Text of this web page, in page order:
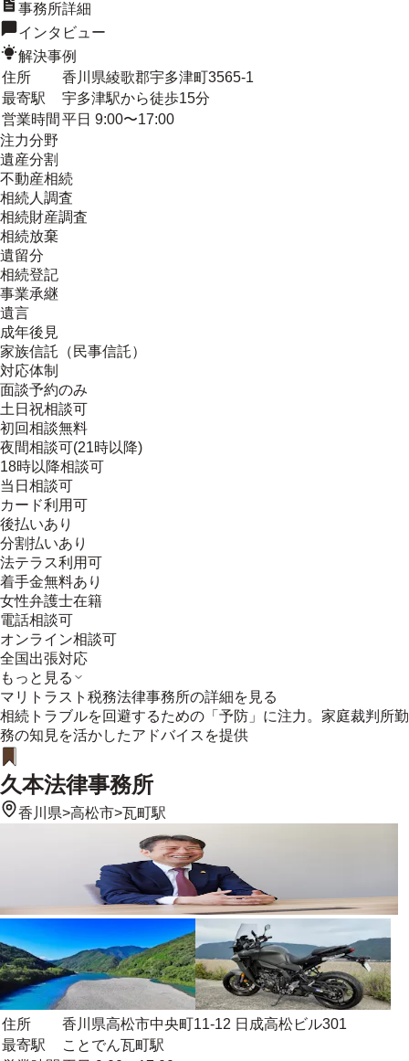
事務所詳細
インタビュー
解決事例
住所
香川県綾歌郡宇多津町3565-1
最寄駅
宇多津駅から徒歩15分
営業時間 平日 9:00〜17:00
注力分野
遺産分割
不動産相続
相続人調査
相続財産調査
相続放棄
遺留分
相続登記
事業承継
遺言
成年後見
家族信託（民事信託）
対応体制
面談予約のみ
土日祝相談可
初回相談無料
夜間相談可(21時以降)
18時以降相談可
当日相談可
カード利用可
後払いあり
分割払いあり
法テラス利用可
着手金無料あり
女性弁護士在籍
電話相談可
オンライン相談可
全国出張対応
もっと見る
マリトラスト税務法律事務所の詳細を見る
相続トラブルを回避するための「予防」に注力。家庭裁判所勤
務の知見を活かしたアドバイスを提供
久本法律事務所
香川県>高松市>瓦町駅
住所
香川県高松市中央町11-12 日成高松ビル301
最寄駅
ことでん瓦町駅